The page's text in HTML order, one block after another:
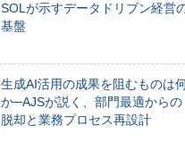
SOLが示すデータドリブン経営
基盤
生成AI活用の成果を阻むものは
か─AJSが説く、部門最適からの
脱却と業務プロセス再設計